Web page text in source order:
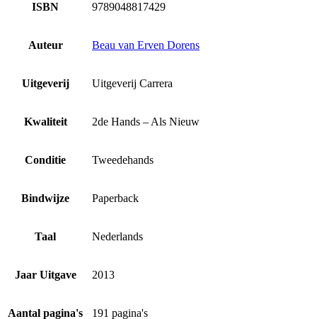
ISBN 9789048817429
Auteur Beau van Erven Dorens
Uitgeverij Uitgeverij Carrera
Kwaliteit 2de Hands – Als Nieuw
Conditie Tweedehands
Bindwijze Paperback
Taal Nederlands
Jaar Uitgave 2013
Aantal pagina's 191 pagina's